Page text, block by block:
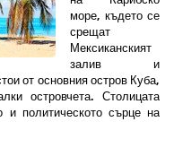
море, където се
срещат
Мексиканският
залив и
от основния остров Куба,
островчета. Столицата
и политическото сърце на